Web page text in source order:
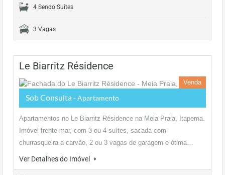
4 Sendo Suítes
3 Vagas
Le Biarritz Résidence
Venda
Sob Consulta - Apartamento
Apartamentos no Le Biarritz Résidence na Meia Praia, Itapema.
Imóvel frente mar, com 3 ou 4 suítes, sacada com
churrasqueira a carvão, 2 ou 3 vagas de garagem e ótima…
Ver Detalhes do Imóvel